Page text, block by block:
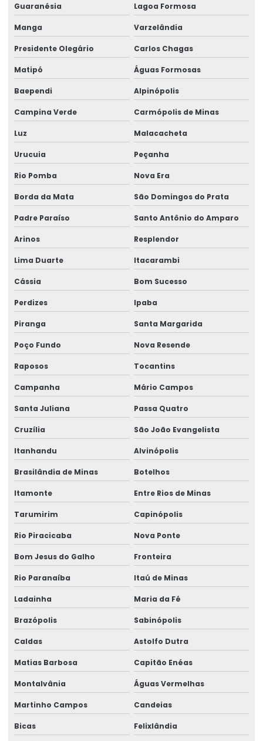
Guaranésia Lagoa Formosa
Manga Varzelândia
Presidente Olegário Carlos Chagas
Matipó Águas Formosas
Baependi Alpinópolis
Campina Verde Carmópolis de Minas
Luz Malacacheta
Urucuia Peçanha
Rio Pomba Nova Era
Borda da Mata São Domingos do Prata
Padre Paraíso Santo Antônio do Amparo
Arinos Resplendor
Lima Duarte Itacarambi
Cássia Bom Sucesso
Perdizes Ipaba
Piranga Santa Margarida
Poço Fundo Nova Resende
Raposos Tocantins
Campanha Mário Campos
Santa Juliana Passa Quatro
Cruzília São João Evangelista
Itanhandu Alvinópolis
Brasilândia de Minas Botelhos
Itamonte Entre Rios de Minas
Tarumirim Capinópolis
Rio Piracicaba Nova Ponte
Bom Jesus do Galho Fronteira
Rio Paranaíba Itaú de Minas
Ladainha Maria da Fé
Brazópolis Sabinópolis
Caldas Astolfo Dutra
Matias Barbosa Capitão Enéas
Montalvânia Águas Vermelhas
Martinho Campos Candeias
Bicas Felixlândia